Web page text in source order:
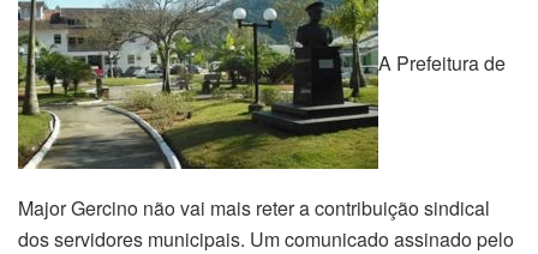
A Prefeitura de
Major Gercino não vai mais reter a contribuição sindical
dos servidores municipais. Um comunicado assinado pelo